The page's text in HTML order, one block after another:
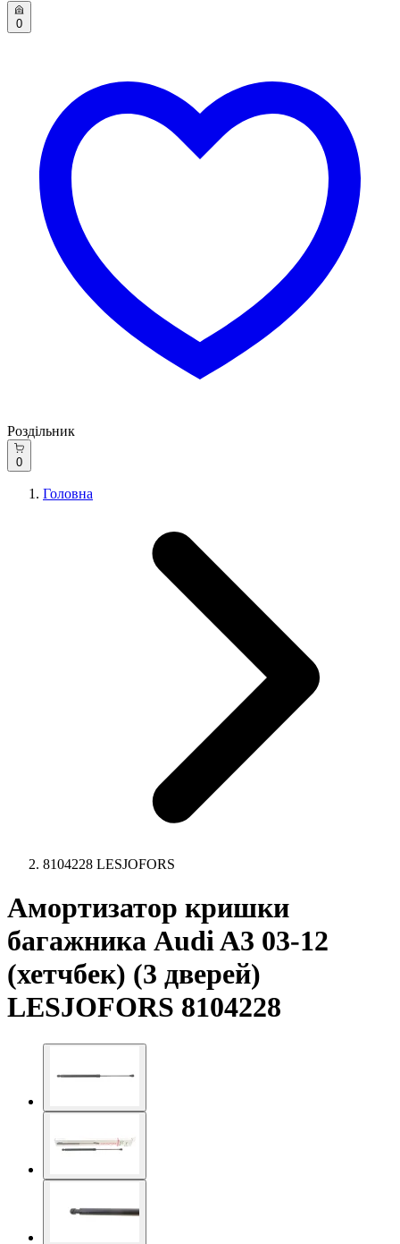
0
Роздільник
0
Головна
8104228 LESJOFORS
Амортизатор кришки
багажника Audi A3 03-12
(хетчбек) (3 дверей)
LESJOFORS 8104228